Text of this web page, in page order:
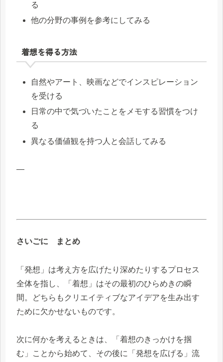
る
他の分野の事例を参考にしてみる
着想を得る方法
自然やアート、映画などでインスピレーション
を受ける
日常の中で気づいたことをメモする習慣をつけ
る
異なる価値観を持つ人と会話してみる
—
さいごに まとめ
「発想」は考え方を広げたり深めたりするプロセス
全体を指し、「着想」はその最初のひらめきの瞬
間。どちらもクリエイティブなアイデアを生み出す
ために欠かせないものです。
次に何かを考えるときは、「着想のきっかけを掴
む」ことから始めて、その後に「発想を広げる」流